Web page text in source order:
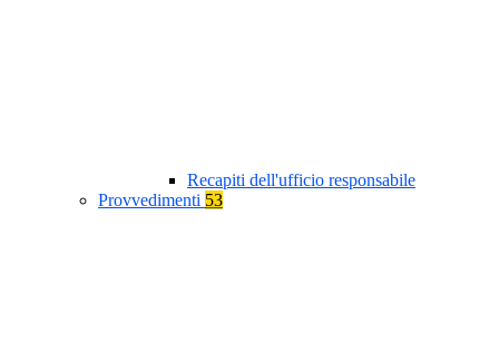
Recapiti dell'ufficio responsabile
Provvedimenti 53